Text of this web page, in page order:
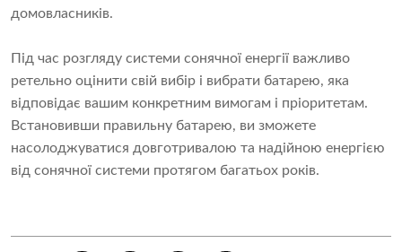
домовласників.
Під час розгляду системи сонячної енергії важливо
ретельно оцінити свій вибір і вибрати батарею, яка
відповідає вашим конкретним вимогам і пріоритетам.
Встановивши правильну батарею, ви зможете
насолоджуватися довготривалою та надійною енергією
від сонячної системи протягом багатьох років.